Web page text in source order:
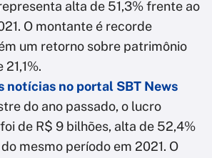
alta de 51,3% frente ao
O montante é recorde
um retorno sobre patrimônio
notícias no portal SBT News
do ano passado, o lucro
de R$ 9 bilhões, alta de 52,4%
mesmo período em 2021. O